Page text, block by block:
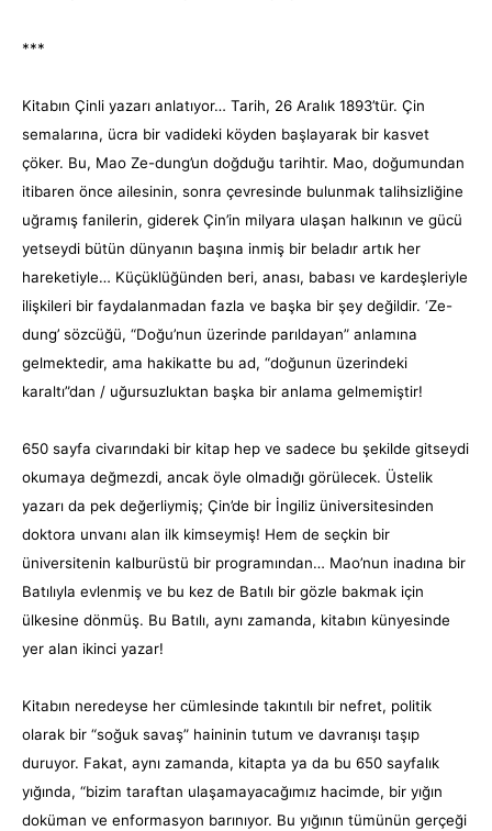
***
Kitabın Çinli yazarı anlatıyor… Tarih, 26 Aralık 1893’tür. Çin
semalarına, ücra bir vadideki köyden başlayarak bir kasvet
çöker. Bu, Mao Ze-dung’un doğduğu tarihtir. Mao, doğumundan
itibaren önce ailesinin, sonra çevresinde bulunmak talihsizliğine
uğramış fanilerin, giderek Çin’in milyara ulaşan halkının ve gücü
yetseydi bütün dünyanın başına inmiş bir beladır artık her
hareketiyle… Küçüklüğünden beri, anası, babası ve kardeşleriyle
ilişkileri bir faydalanmadan fazla ve başka bir şey değildir. ‘Ze-
dung’ sözcüğü, “Doğu’nun üzerinde parıldayan” anlamına
gelmektedir, ama hakikatte bu ad, “doğunun üzerindeki
karaltı”dan / uğursuzluktan başka bir anlama gelmemiştir!
650 sayfa civarındaki bir kitap hep ve sadece bu şekilde gitseydi
okumaya değmezdi, ancak öyle olmadığı görülecek. Üstelik
yazarı da pek değerliymiş; Çin’de bir İngiliz üniversitesinden
doktora unvanı alan ilk kimseymiş! Hem de seçkin bir
üniversitenin kalburüstü bir programından… Mao’nun inadına bir
Batılıyla evlenmiş ve bu kez de Batılı bir gözle bakmak için
ülkesine dönmüş. Bu Batılı, aynı zamanda, kitabın künyesinde
yer alan ikinci yazar!
Kitabın neredeyse her cümlesinde takıntılı bir nefret, politik
olarak bir “soğuk savaş” haininin tutum ve davranışı taşıp
duruyor. Fakat, aynı zamanda, kitapta ya da bu 650 sayfalık
yığında, “bizim taraftan ulaşamayacağımız hacimde, bir yığın
doküman ve enformasyon barınıyor. Bu yığının tümünün gerçeği